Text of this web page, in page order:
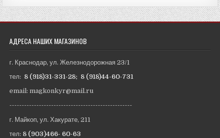
АДРЕСА НАШИХ МАГАЗИНОВ
г. Краснодар, ул. Железнодорожная 23/1
тел: 8 (918)31-331-28; 8 (918)44-60-731
email: magkonkyr@mail.ru
--------------------------------------------------
г. Майкоп, ул. Хакурате, 211
тел: 8 (903)466- 60-63